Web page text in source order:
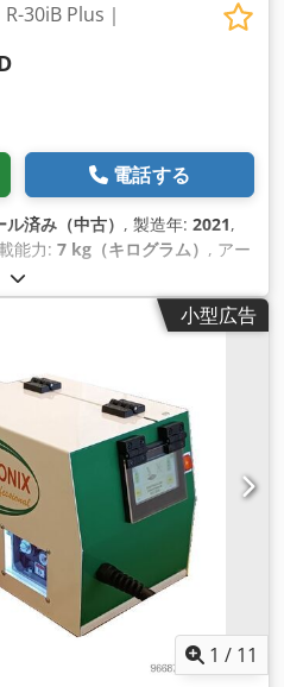
30iB Plus｜
電話する
済み（中古） , 製造年: 2021,
能力: 7 kg（キログラム） , アー
ラーメーカー:
カー:A05B-2256-C101#EGN,
小型広告
1 / 11